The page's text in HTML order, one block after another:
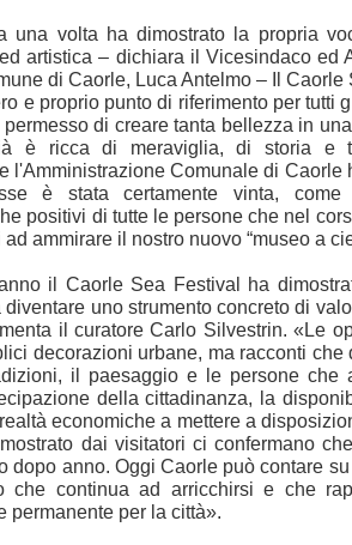
una volta ha dimostrato la propria
artistica – dichiara il Vicesindaco ed
di Caorle, Luca Antelmo – Il Caorle
e proprio punto di riferimento per tutti
permesso di creare tanta bellezza in
è ricca di meraviglia, di storia e
l'Amministrazione Comunale di Caorle
è stata certamente vinta, come
positivi di tutte le persone che nel
ammirare il nostro nuovo “museo a
il Caorle Sea Festival ha
diventare uno strumento concreto di
il curatore Carlo Silvestrin. «Le
decorazioni urbane, ma racconti che
il paesaggio e le persone che
della cittadinanza, la
economiche a mettere a
dai visitatori ci confermano
dopo anno. Oggi Caorle può contare
che continua ad arricchirsi e che
permanente per la città».